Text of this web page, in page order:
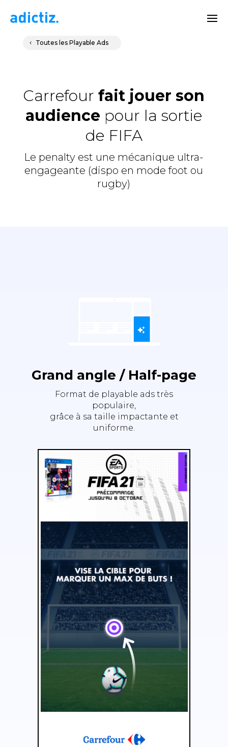
Toutes les Playable Ads
Carrefourfait jouer son
audience pour la sortie
de FIFA
Le penalty est une mécanique ultra-
engageante (dispo en mode foot ou
rugby)
Grand angle / Half-page
Format de playable ads très
populaire,
grâce à sa taille impactante et
uniforme.